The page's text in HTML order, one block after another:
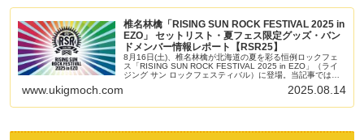
椎名林檎「RISING SUN ROCK FESTIVAL 2025 in
EZO」 セットリスト・夏フェス限定グッズ・バン
ドメンバー情報レポート【RSR25】
8月16日(土)、椎名林檎が北海道の夏を彩る恒例ロックフェ
ス「RISING SUN ROCK FESTIVAL 2025 in EZO」（ライ
ジング サン ロックフェスティバル）に登場。当記事では当
www.ukigmoch.com 2025.08.14